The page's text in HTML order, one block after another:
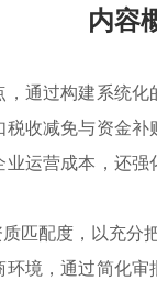
内容
通过构建系统化
税收减免与资金补
业运营成本，还
匹配度，以充分
境，通过简化